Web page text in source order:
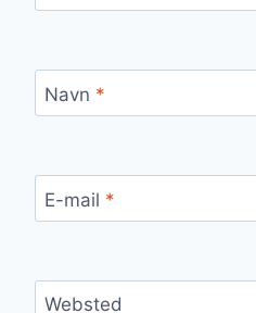
Navn *
E-mail *
Websted